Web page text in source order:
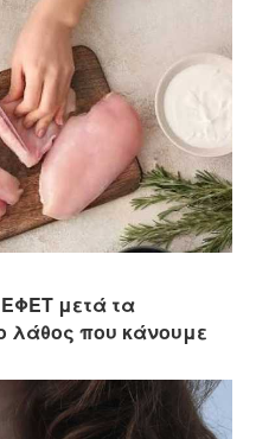
μετά τα
που κάνουμε